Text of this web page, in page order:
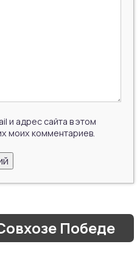
и адрес сайта в этом
моих комментариев.
Победе